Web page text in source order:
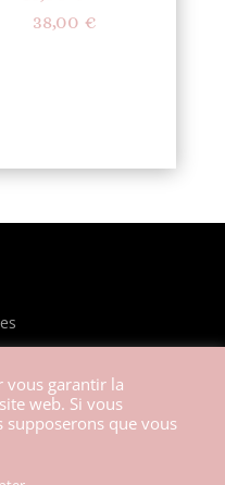
38,00 €
vous garantir la
web. Si vous
supposerons que vous